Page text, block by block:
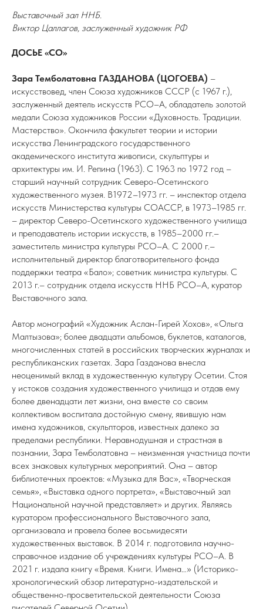
Выставочный зал ННБ.
Виктор Цаллагов, заслуженный художник РФ
ДОСЬЕ «СО»
Зара Темболатовна ГАЗДАНОВА (ЦОГОЕВА) –
искусствовед, член Союза художников СССР (с 1967 г.),
заслуженный деятель искусств РСО–А, обладатель золотой
медали Союза художников России «Духовность. Традиции.
Мастерство». Окончила факультет теории и истории
искусства Ленинградского государственного
академического института живописи, скульптуры и
архитектуры им. И. Репина (1963). С 1963 по 1972 год –
старший научный сотрудник Северо-Осетинского
художественного музея. В1972–1973 гг. – инспектор отдела
искусств Министерства культуры СОАССР, в 1973–1985 гг.
– директор Северо-Осетинского художественного училища
и преподаватель истории искусств, в 1985–2000 гг.–
заместитель министра культуры РСО–А. С 2000 г.–
исполнительный директор благотворительного фонда
поддержки театра «Бало»; советник министра культуры. С
2013 г.– сотрудник отдела искусств ННБ РСО–А, куратор
Выставочного зала.
Автор монографий «Художник Аслан-Гирей Хохов», «Ольга
Малтызова»; более двадцати альбомов, буклетов, каталогов,
многочисленных статей в российских творческих журналах и
республиканских газетах. Зара Газданова внесла
неоценимый вклад в художественную культуру Осетии. Стоя
у истоков создания художественного училища и отдав ему
более двенадцати лет жизни, она вместе со своим
коллективом воспитала достойную смену, явившую нам
имена художников, скульпторов, известных далеко за
пределами республики. Неравнодушная и страстная в
познании, Зара Темболатовна – неизменная участница почти
всех знаковых культурных мероприятий. Она – автор
библиотечных проектов: «Музыка для Вас», «Творческая
семья», «Выставка одного портрета», «Выставочный зал
Национальной научной представляет» и других. Являясь
куратором профессионального Выставочного зала,
организовала и провела более восьмидесяти
художественных выставок. В 2014 г. подготовила научно-
справочное издание об учреждениях культуры РСО–А. В
2021 г. издала книгу «Время. Книги. Имена…» (Историко-
хронологический обзор литературно-издательской и
общественно-просветительской деятельности Союза